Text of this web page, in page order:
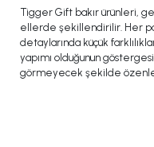
Tigger Gift bakır ürünleri,
ellerde şekillendirilir. Her
detaylarında küçük
yapımı olduğunun
görmeyecek şekilde